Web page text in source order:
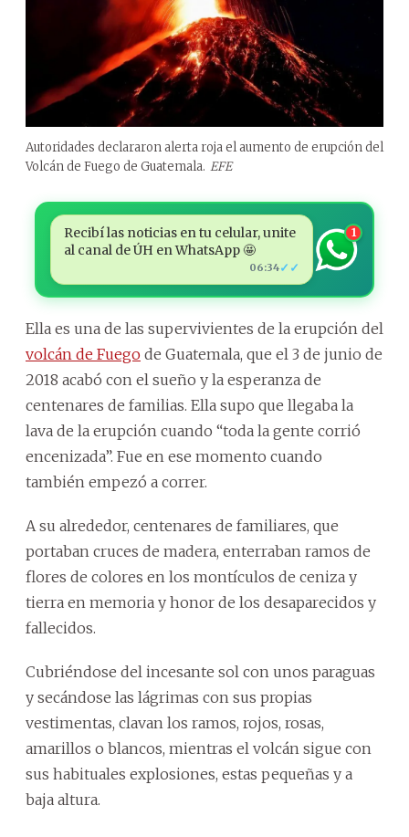
Autoridades declararon alerta roja el aumento de erupción del
Volcán de Fuego de Guatemala. EFE
Recibí las noticias en tu celular, unite
al canal de ÚH en WhatsApp 🤩
06:34✓✓
1
Ella es una de las supervivientes de la erupción del
volcán de Fuego de Guatemala, que el 3 de junio de
2018 acabó con el sueño y la esperanza de
centenares de familias. Ella supo que llegaba la
lava de la erupción cuando “toda la gente corrió
encenizada”. Fue en ese momento cuando
también empezó a correr.
A su alrededor, centenares de familiares, que
portaban cruces de madera, enterraban ramos de
flores de colores en los montículos de ceniza y
tierra en memoria y honor de los desaparecidos y
fallecidos.
Cubriéndose del incesante sol con unos paraguas
y secándose las lágrimas con sus propias
vestimentas, clavan los ramos, rojos, rosas,
amarillos o blancos, mientras el volcán sigue con
sus habituales explosiones, estas pequeñas y a
baja altura.